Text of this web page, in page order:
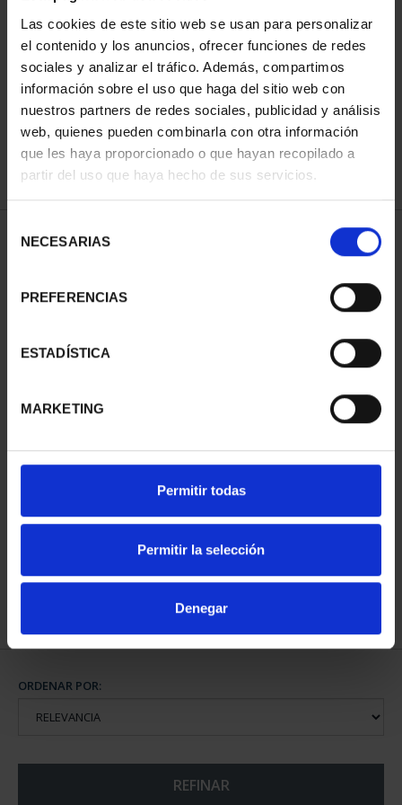
Las cookies de este sitio web se usan para personalizar
el contenido y los anuncios, ofrecer funciones de redes
sociales y analizar el tráfico. Además, compartimos
información sobre el uso que haga del sitio web con
nuestros partners de redes sociales, publicidad y análisis
web, quienes pueden combinarla con otra información
que les haya proporcionado o que hayan recopilado a
partir del uso que haya hecho de sus servicios.
NECESARIAS
PREFERENCIAS
ESTADÍSTICA
MARKETING
Permitir todas
Permitir la selección
Denegar
ORDENAR POR:
REFINAR
1 Productos encontrados
PROVINCIA COLECCION
COMPLET...
ORDENAR POR:
REFINAR